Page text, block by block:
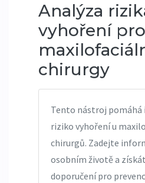
Analýza
vyhoření pro
chirurgy
Tento nástroj
riziko vyhoření u
chirurgů. Zadejte
osobním životě a
doporučení pro